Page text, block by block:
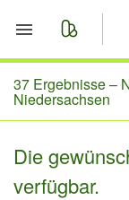
Start
Merkliste
37 Ergebnisse –
Niedersachsen
Die
verfügbar.